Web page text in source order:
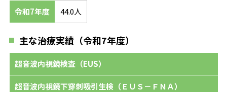
令和7年度 44.0人
主な治療実績（令和7年度）
超音波内視鏡検査（EUS）
超音波内視鏡下穿刺吸引生検（ＥＵＳ－ＦＮＡ）